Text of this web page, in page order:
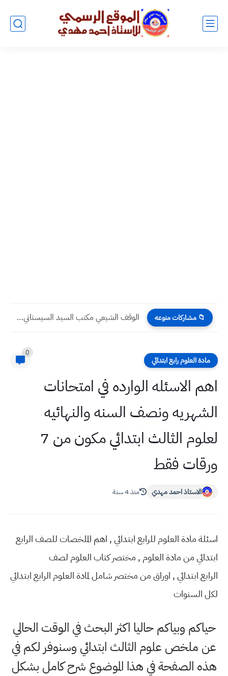
📁 مشاركات منوعه الوقف الشيعي مكتب السيد السيستاني يحدد مبلغ زكاة الفطر لهذا...
مادة العلوم رابع ابتدائي
0
اهم الاسئله الوارده في امتحانات
الشهريه ونصف السنه والنهائيه
لعلوم الثالث ابتدائي مكون من 7
ورقات فقط
الاستاذ احمد مهدي منذ 4 سنة
اسئلة مادة العلوم للرابع ابتدائي , اهم الملخصات للصف الرابع
ابتدائي من مادة العلوم , مختصر كتاب العلوم لصف
الرابع ابتدائي , اوراق من مختصر شامل لمادة العلوم الرابع ابتدائي
لكل السنوات
حياكم وبياكم حاليا اكثر البحث في الوقت الحالي
عن ملخص علوم الثالث ابتدائي وسنوفر لكم في
هذه الصفحة في هذا الموضوع شرح كامل بشكل